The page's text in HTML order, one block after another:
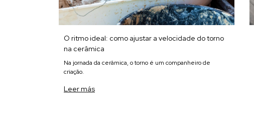
O ritmo ideal: como ajustar a velocidade do torno
na cerâmica
Na jornada da cerâmica, o torno é um companheiro de
criação.
Leer más